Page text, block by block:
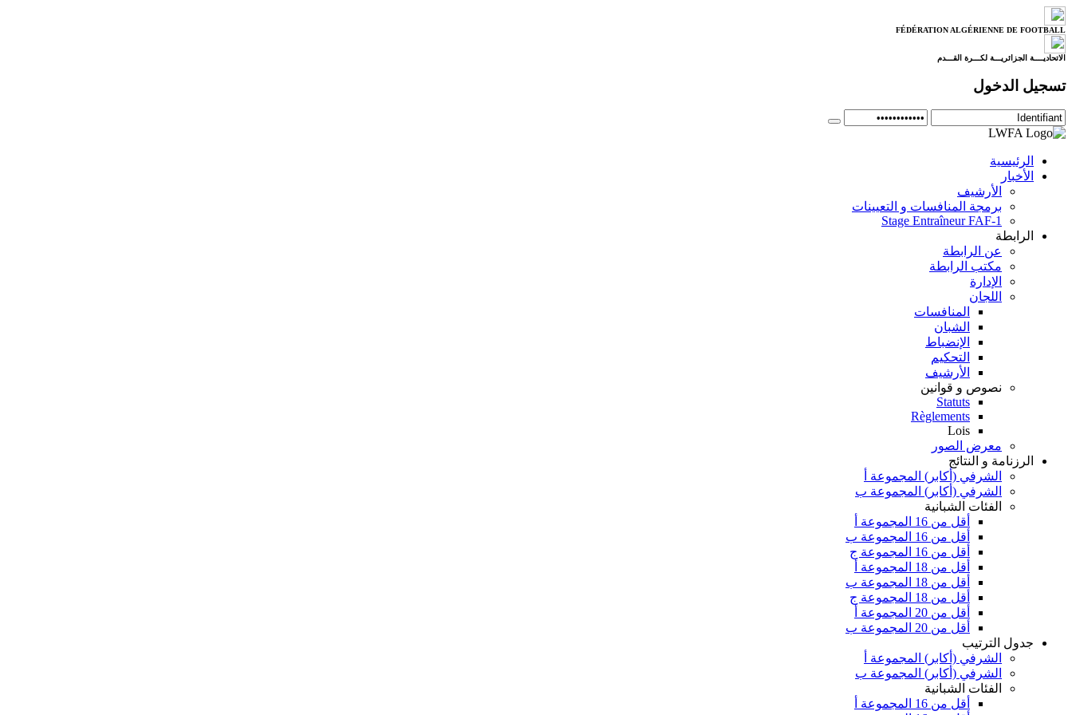
FÉDÉRATION ALGÉRIENNE DE FOOTBALL
الاتحاديــــة الجزائريـــة لكـــرة القـــدم
تسجيل الدخول
الرئيسية
الأخبار
الأرشيف
برمجة المنافسات و التعيينات
Stage Entraîneur FAF-1
الرابطة
عن الرابطة
مكتب الرابطة
الإدارة
اللجان
المنافسات
الشبان
الإنضباط
التحكيم
الأرشيف
نصوص و قوانين
Statuts
Règlements
Lois
معرض الصور
الرزنامة و النتائج
الشرفي (أكابر) المجموعة أ
الشرفي (أكابر) المجموعة ب
الفئات الشبانية
أقل من 16 المجموعة أ
أقل من 16 المجموعة ب
أقل من 16 المجموعة ج
أقل من 18 المجموعة أ
أقل من 18 المجموعة ب
أقل من 18 المجموعة ج
أقل من 20 المجموعة أ
أقل من 20 المجموعة ب
جدول الترتيب
الشرفي (أكابر) المجموعة أ
الشرفي (أكابر) المجموعة ب
الفئات الشبانية
أقل من 16 المجموعة أ